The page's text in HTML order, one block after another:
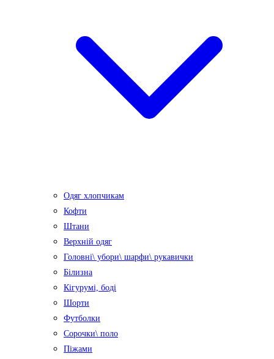
Одяг хлопчикам
Кофти
Штани
Верхній одяг
Головні\ убори\ шарфи\ рукавички
Білизна
Кігурумі, боді
Шорти
Футболки
Сорочки\ поло
Піжами